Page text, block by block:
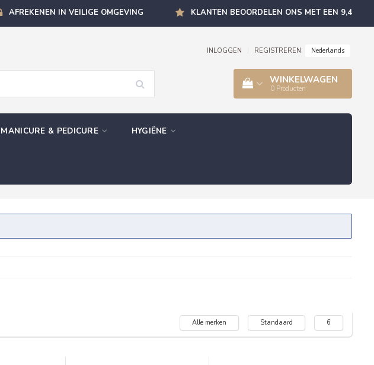
AFREKENEN IN VEILIGE OMGEVING KLANTEN BEOORDELEN ONS MET EEN 9,4
INLOGGEN REGISTREREN Nederlands
WINKELWAGEN
0 Producten
MANICURE & PEDICURE HYGIËNE
Alle merken Standaard 6